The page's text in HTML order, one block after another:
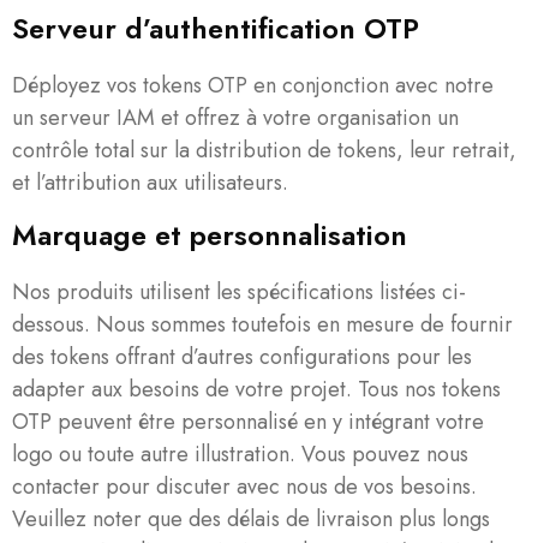
Serveur d’authentification OTP
Déployez vos tokens OTP en conjonction avec notre
un serveur IAM et offrez à votre organisation un
contrôle total sur la distribution de tokens, leur retrait,
et l’attribution aux utilisateurs.
Marquage et personnalisation
Nos produits utilisent les spécifications listées ci-
dessous. Nous sommes toutefois en mesure de fournir
des tokens offrant d’autres configurations pour les
adapter aux besoins de votre projet. Tous nos tokens
OTP peuvent être personnalisé en y intégrant votre
logo ou toute autre illustration. Vous pouvez nous
contacter pour discuter avec nous de vos besoins.
Veuillez noter que des délais de livraison plus longs